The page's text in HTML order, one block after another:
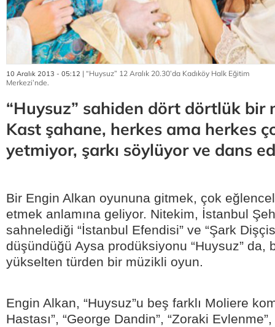
10 Aralık 2013 - 05:12 | “Huysuz” 12 Aralık 20.30’da Kadıköy Halk Eğitim
Merkezi’nde.
“Huysuz” sahiden dört dörtlük bir
Kast şahane, herkes ama herkes
yetmiyor, şarkı söylüyor ve dans
Bir Engin Alkan oyununa gitmek, çok
etmek anlamına geliyor. Nitekim, İstanbul
sahnelediği “İstanbul Efendisi” ve “Şark
düşündüğü Aysa prodüksiyonu “Huysuz” da,
yükselten türden bir müzikli oyun.
Engin Alkan, “Huysuz”u beş farklı Moliere
Hastası”, “George Dandin”, “Zoraki